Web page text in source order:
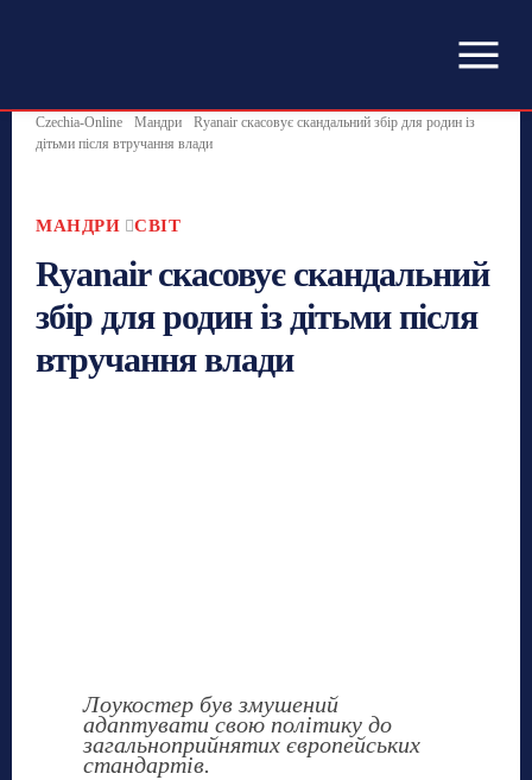
Czechia-Online Мандри
Ryanair скасовує скандальний збір для родин із
дітьми після втручання влади
МАНДРИ СВІТ
Ryanair скасовує скандальний
збір для родин із дітьми після
втручання влади
Лоукостер був змушений
адаптувати свою політику до
загальноприйнятих європейських
стандартів.